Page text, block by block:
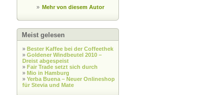
» Mehr von diesem Autor
Meist gelesen
» Bester Kaffee bei der Coffeethek
» Goldener Windbeutel 2010 –
Dreist abgespeist
» Fair Trade setzt sich durch
» Mio in Hamburg
» Yerba Buena – Neuer Onlineshop
für Stevia und Mate